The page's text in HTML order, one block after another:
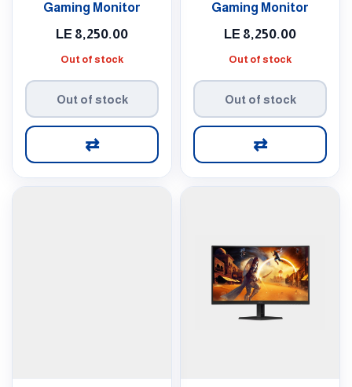
Gaming Monitor
LE 8,250.00
Out of stock
Out of stock
⇄
Gaming Monitor
LE 8,250.00
Out of stock
Out of stock
⇄